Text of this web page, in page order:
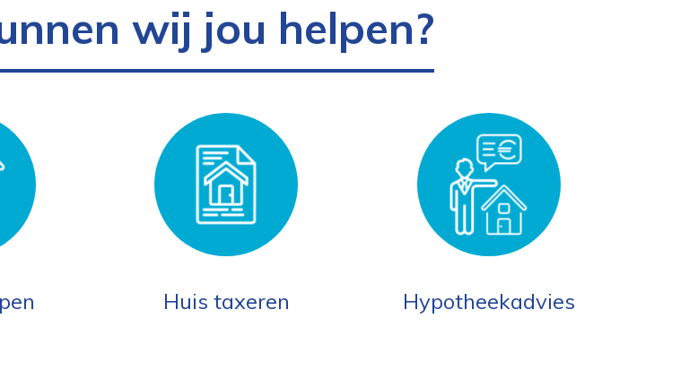
wij jou helpen?
Huis taxeren Hypotheekadvies